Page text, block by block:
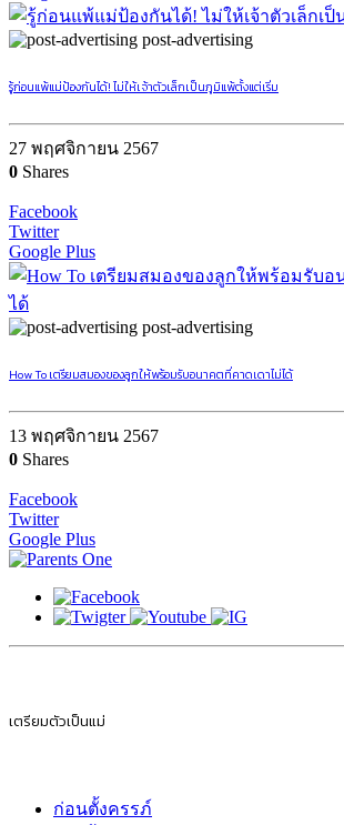
post-advertising
รู้ก่อนแพ้แม่ป้องกันได้! ไม่ให้เจ้าตัวเล็กเป็นภูมิแพ้ตั้งแต่เริ่ม
27 พฤศจิกายน 2567
0 Shares
Facebook
Twitter
Google Plus
post-advertising
How To เตรียมสมองของลูกให้พร้อมรับอนาคตที่คาดเดาไม่ได้
13 พฤศจิกายน 2567
0 Shares
Facebook
Twitter
Google Plus
เตรียมตัวเป็นแม่
ก่อนตั้งครรภ์